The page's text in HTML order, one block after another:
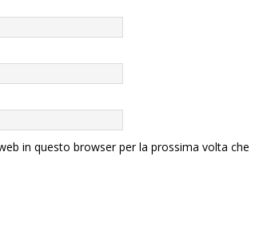
in questo browser per la prossima volta che